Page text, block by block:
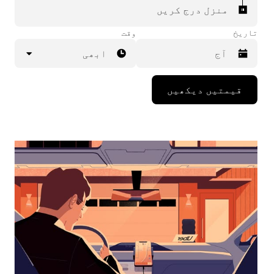
منزل درج کریں
تاریخ
Press
down
interact
the
calendar
and
select
a
date.
Press
the
escape
button
وقت
ابھی
قیمتیں دیکھیں